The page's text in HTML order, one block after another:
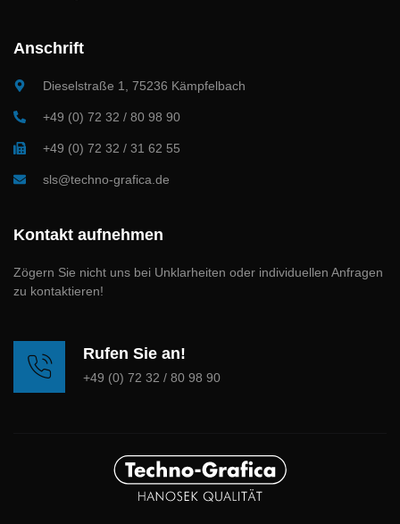
Anschrift
Dieselstraße 1, 75236 Kämpfelbach
+49 (0) 72 32 / 80 98 90
+49 (0) 72 32 / 31 62 55
sls@techno-grafica.de
Kontakt aufnehmen
Zögern Sie nicht uns bei Unklarheiten oder individuellen Anfragen
zu kontaktieren!
Rufen Sie an!
+49 (0) 72 32 / 80 98 90